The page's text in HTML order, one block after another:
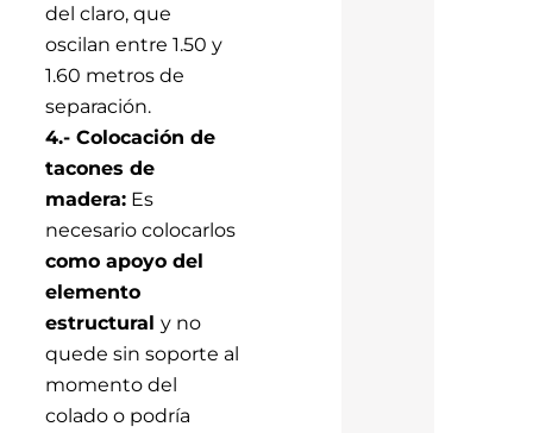
del claro, que
oscilan entre 1.50 y
1.60 metros de
separación.
4.- Colocación de
tacones de
madera:Es
necesario colocarlos
como apoyo del
elemento
estructural y no
quede sin soporte al
momento del
colado o podría